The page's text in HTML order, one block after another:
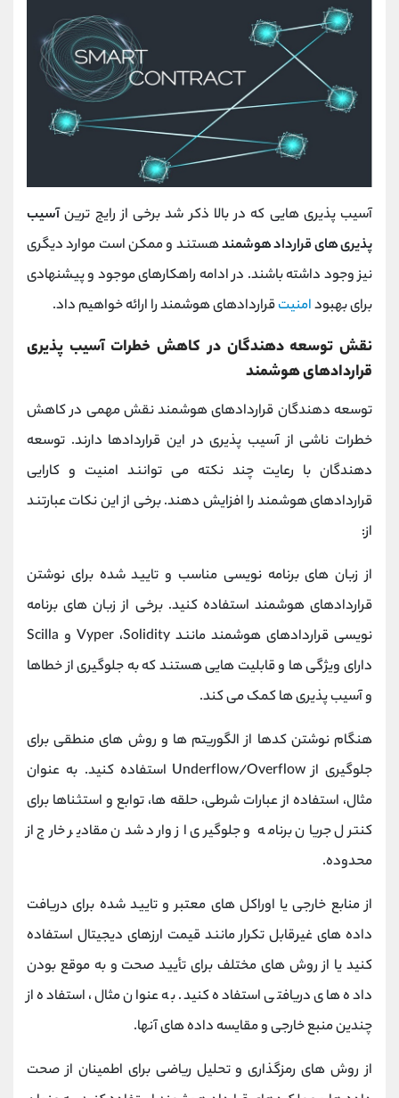
آسیب پذیری هایی که در بالا ذکر شد برخی از رایج ترینآسیب
پذیری های قرارداد هوشمندهستند و ممکن است موارد دیگری
نیز وجود داشته باشند. در ادامه راهکارهای موجود و پیشنهادی
برای بهبودامنیتقراردادهای هوشمند را ارائه خواهیم داد.
نقش توسعه دهندگان در کاهش خطرات آسیب پذیری
قراردادهای هوشمند
توسعه دهندگان قراردادهای هوشمند نقش مهمی در کاهش
خطرات ناشی از آسیب پذیری در این قراردادها دارند. توسعه
دهندگان با رعایت چند نکته می توانند امنیت و کارایی
قراردادهای هوشمند را افزایش دهند. برخی از این نکات عبارتند
از:
از زبان های برنامه نویسی مناسب و تایید شده برای نوشتن
قراردادهای هوشمند استفاده کنید. برخی از زبان های برنامه
نویسی قراردادهای هوشمند مانند Solidity، Vyper و Scilla
دارای ویژگی ها و قابلیت هایی هستند که به جلوگیری از خطاها
و آسیب پذیری ها کمک می کند.
هنگام نوشتن کدها از الگوریتم ها و روش های منطقی برای
جلوگیری از Underflow/Overflow استفاده کنید. به عنوان
مثال، استفاده از عبارات شرطی، حلقه ها، توابع و استثناها برای
کنترل جریان برنامه و جلوگیری از وارد شدن مقادیر خارج از
محدوده.
از منابع خارجی یا اوراکل های معتبر و تایید شده برای دریافت
داده های غیرقابل تکرار مانند قیمت ارزهای دیجیتال استفاده
کنید یا از روش های مختلف برای تأیید صحت و به موقع بودن
داده های دریافتی استفاده کنید. به عنوان مثال، استفاده از
چندین منبع خارجی و مقایسه داده های آنها.
از روش های رمزگذاری و تحلیل ریاضی برای اطمینان از صحت